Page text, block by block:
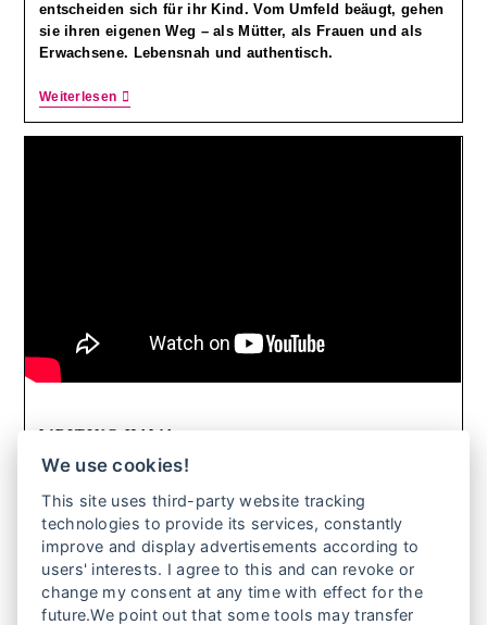
entscheiden sich für ihr Kind. Vom Umfeld beäugt, gehen
sie ihren eigenen Weg – als Mütter, als Frauen und als
Erwachsene. Lebensnah und authentisch.
Weiterlesen
WRITING HAWA
Hawa konnte nie studieren und wurde als Kind mit einem
30 Jahre älteren Mann zwangsverheiratet. Mit Mitte 50
lernt sie nun lesen und schreiben, um ein eigenes
Business zu starten. Doch mit der Rückkehr der Taliban
werden alle Hoffnungen auf eine Zukunft für sie, ihre
Tochter und ihre Enkelin zerschlagen – das Afghanistan
We use cookies!
This site uses third-party website tracking
technologies to provide its services, constantly
improve and display advertisements according to
users' interests. I agree to this and can revoke or
change my consent at any time with effect for the
future.We point out that some tools may transfer